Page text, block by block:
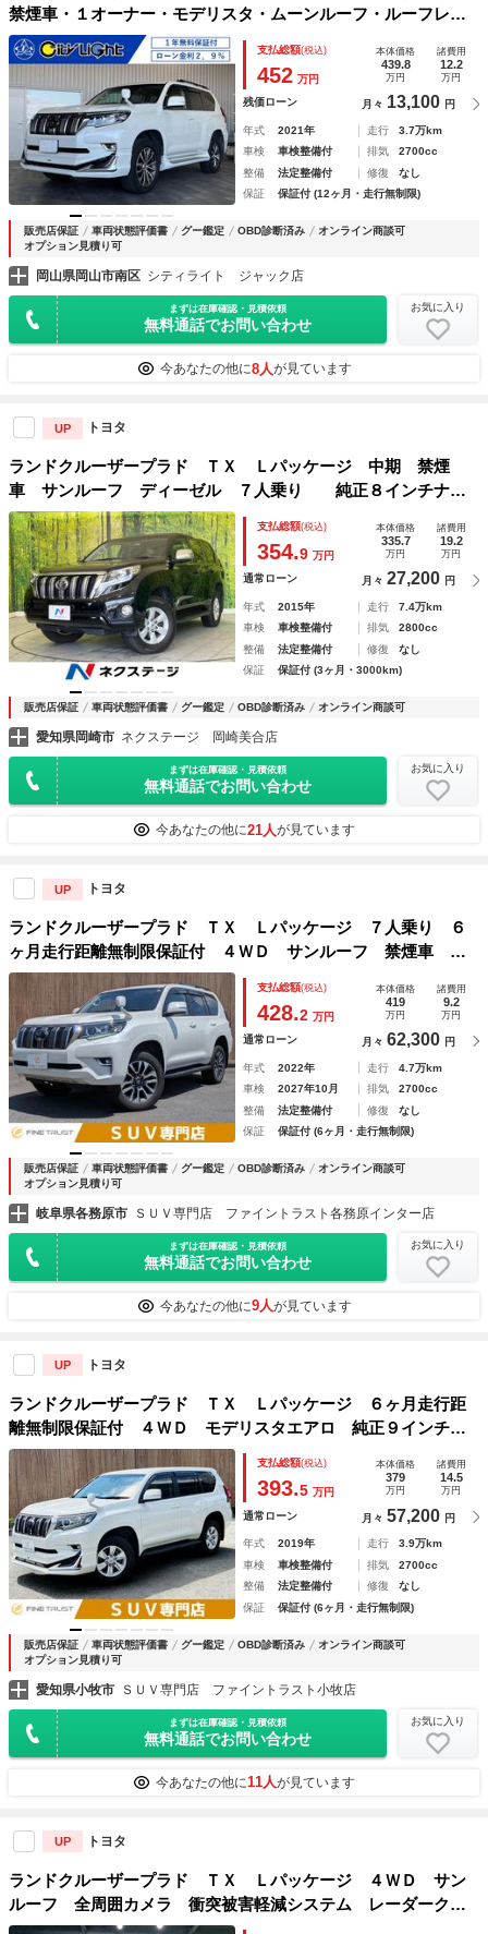
禁煙車・１オーナー・モデリスタ・ムーンルーフ・ルーフレー
ル・クリアランスソナー・ナビ・ＴＶ・ＣＤ・ＤＶＤ・Ｂｌｕ
ｅｔｏｏｔｈ・バックモニター・クルーズコントロール・シー
トエアコン・ドラレコ
支払総額(税込)
452 万円
本体価格
439.8
万円
諸費用
12.2
万円
残価ローン 月々 13,100 円
年式 2021年 走行
3.7万km
車検
車検整備付 排気
2700cc
整備
法定整備付 修復
なし
保証
保証付 (12ヶ月・走行無制限)
販売店保証 車両状態評価書 グー鑑定 OBD診断済み
オンライン商談可
オプション見積り可
岡山県岡山市南区 シティライト ジャック店
まずは在庫確認・見積依頼
無料通話でお問い合わせ
お気に入り
今あなたの他に8人が見ています
UP トヨタ
ランドクルーザープラド ＴＸ Ｌパッケージ 中期 禁煙
車 サンルーフ ディーゼル ７人乗り 純正８インチナ
ビ 電動格納シート バックカメラ Ｂｌｕｅｔｏｏｔｈ Ｅ
ＴＣ フルセグ クルーズコントロール パワーシート オー
トライト ＬＥＤヘッド
支払総額(税込)
354.9 万円
本体価格
335.7
万円
諸費用
19.2
万円
通常ローン 月々 27,200 円
年式 2015年 走行
7.4万km
車検
車検整備付 排気
2800cc
整備
法定整備付 修復
なし
保証
保証付 (3ヶ月・3000km)
販売店保証 車両状態評価書 グー鑑定 OBD診断済み オンライン商談可
愛知県岡崎市 ネクステージ 岡崎美合店
まずは在庫確認・見積依頼
無料通話でお問い合わせ
お気に入り
今あなたの他に21人が見ています
UP トヨタ
ランドクルーザープラド ＴＸ Ｌパッケージ ７人乗り ６
ヶ月走行距離無制限保証付 ４ＷＤ サンルーフ 禁煙車 純
正９インチナビ レーダークルーズコントロール 衝突軽減ブ
レーキ 本革シート シートヒーター シートエアコン ＭＴ
モード付 クリアランスソナー
支払総額(税込)
428.2 万円
本体価格
419
万円
諸費用
9.2
万円
通常ローン 月々 62,300 円
年式 2022年 走行
4.7万km
車検
2027年10月 排気
2700cc
整備
法定整備付 修復
なし
保証
保証付 (6ヶ月・走行無制限)
販売店保証 車両状態評価書 グー鑑定 OBD診断済み
オンライン商談可
オプション見積り可
岐阜県各務原市 ＳＵＶ専門店 ファイントラスト各務原インター店
まずは在庫確認・見積依頼
無料通話でお問い合わせ
お気に入り
今あなたの他に9人が見ています
UP トヨタ
ランドクルーザープラド ＴＸ Ｌパッケージ ６ヶ月走行距
離無制限保証付 ４ＷＤ モデリスタエアロ 純正９インチナ
ビ レーダークルーズコントロール クリアランスソナー ト
ヨタセーフティセンス 禁煙車 本革シート バックカメラ
Ｂｌｕｅｔｏｏｔｈ
支払総額(税込)
393.5 万円
本体価格
379
万円
諸費用
14.5
万円
通常ローン 月々 57,200 円
年式 2019年 走行
3.9万km
車検
車検整備付 排気
2700cc
整備
法定整備付 修復
なし
保証
保証付 (6ヶ月・走行無制限)
販売店保証 車両状態評価書 グー鑑定 OBD診断済み
オンライン商談可
オプション見積り可
愛知県小牧市 ＳＵＶ専門店 ファイントラスト小牧店
まずは在庫確認・見積依頼
無料通話でお問い合わせ
お気に入り
今あなたの他に11人が見ています
UP トヨタ
ランドクルーザープラド ＴＸ Ｌパッケージ ４ＷＤ サン
ルーフ 全周囲カメラ 衝突被害軽減システム レーダークル
ーズ 禁煙車 レザーシート 前席シートエアコン パワーシ